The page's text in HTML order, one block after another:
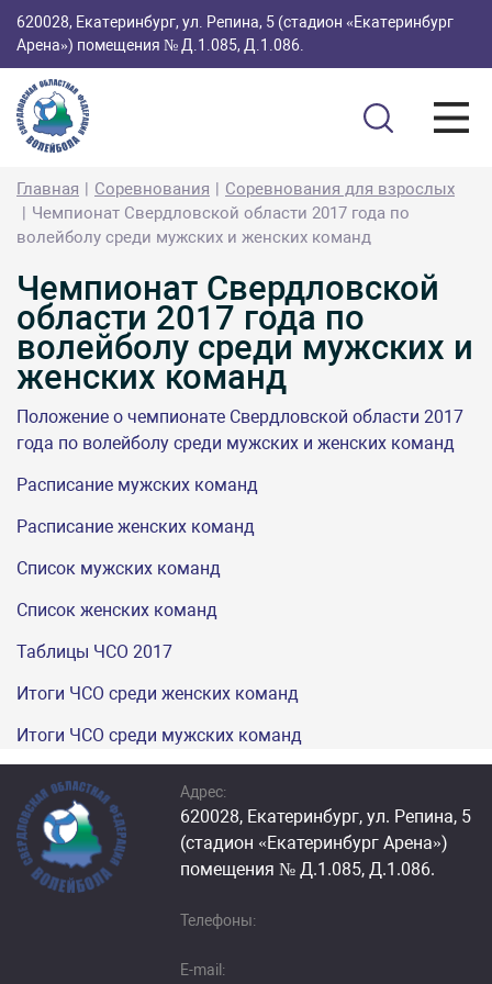
620028, Екатеринбург, ул. Репина, 5 (стадион «Екатеринбург
Арена») помещения № Д.1.085, Д.1.086.
Главная Соревнования
Соревнования для взрослых
Чемпионат Свердловской области 2017 года по
волейболу среди мужских и женских команд
Чемпионат Свердловской
области 2017 года по
волейболу среди мужских и
женских команд
Положение о чемпионате Свердловской области 2017
года по волейболу среди мужских и женских команд
Расписание мужских команд
Расписание женских команд
Список мужских команд
Список женских команд
Таблицы ЧСО 2017
Итоги ЧСО среди женских команд
Итоги ЧСО среди мужских команд
Адрес:
620028, Екатеринбург, ул. Репина, 5
(стадион «Екатеринбург Арена»)
помещения № Д.1.085, Д.1.086.
Телефоны:
E-mail: